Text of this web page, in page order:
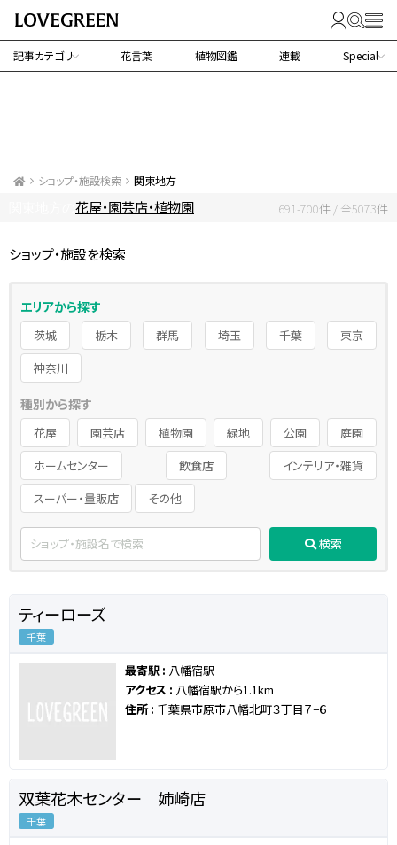
記事カテゴリ 花言葉 植物図鑑 連載 Special
ショップ・施設検索
関東地方
花屋・園芸店・植物園 691-700件 / 全5073件
ショップ・施設を検索
エリアから探す
茨城 栃木 群馬 埼玉 千葉
東京
神奈川
種別から探す
花屋 園芸店 植物園 緑地 公園
庭園
ホームセンター
飲食店
インテリア・雑貨
スーパー・量販店
その他
検索
ティーローズ
千葉
最寄駅 : 八幡宿駅
アクセス : 八幡宿駅から1.1km
住所 : 千葉県市原市八幡北町３丁目７−６
双葉花木センター 姉崎店
千葉